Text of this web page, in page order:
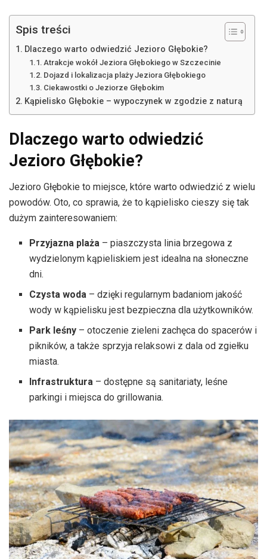
Spis treści
Dlaczego warto odwiedzić Jezioro Głębokie?
Atrakcje wokół Jeziora Głębokiego w Szczecinie
Dojazd i lokalizacja plaży Jeziora Głębokiego
Ciekawostki o Jeziorze Głębokim
Kąpielisko Głębokie – wypoczynek w zgodzie z naturą
Dlaczego warto odwiedzić
Jezioro Głębokie?
Jezioro Głębokie to miejsce, które warto odwiedzić z wielu
powodów. Oto, co sprawia, że to kąpielisko cieszy się tak
dużym zainteresowaniem:
Przyjazna plaża – piaszczysta linia brzegowa z
wydzielonym kąpieliskiem jest idealna na słoneczne
dni.
Czysta woda – dzięki regularnym badaniom jakość
wody w kąpielisku jest bezpieczna dla użytkowników.
Park leśny – otoczenie zieleni zachęca do spacerów i
pikników, a także sprzyja relaksowi z dala od zgiełku
miasta.
Infrastruktura – dostępne są sanitariaty, leśne
parkingi i miejsca do grillowania.